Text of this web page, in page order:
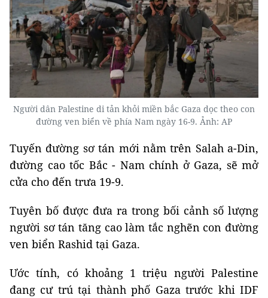
Người dân Palestine di tản khỏi miền bắc Gaza dọc theo con
đường ven biển về phía Nam ngày 16-9. Ảnh: AP
Tuyến đường sơ tán mới nằm trên Salah a-Din,
đường cao tốc Bắc - Nam chính ở Gaza, sẽ mở
cửa cho đến trưa 19-9.
Tuyên bố được đưa ra trong bối cảnh số lượng
người sơ tán tăng cao làm tắc nghẽn con đường
ven biển Rashid tại Gaza.
Ước tính, có khoảng 1 triệu người Palestine
đang cư trú tại thành phố Gaza trước khi IDF